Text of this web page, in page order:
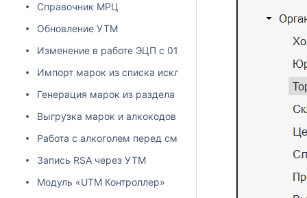
Справочник МРЦ
Обновление УТМ
Изменение в работе ЭЦП с 01.06.2024
Импорт марок из списка исключений
Генерация марок из раздела "остатки ЕГАИС"
Выгрузка марок и алкокодов из учетной системы
Работа с алкоголем перед сменой юридического лица
Запись RSA через УТМ
Модуль «UTM Контроллер»